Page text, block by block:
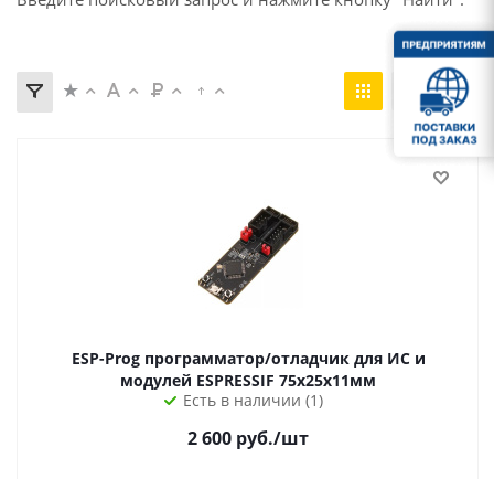
ESP-Prog программатор/отладчик для ИС и
модулей ESPRESSIF 75х25х11мм
Есть в наличии (1)
2 600 руб./шт